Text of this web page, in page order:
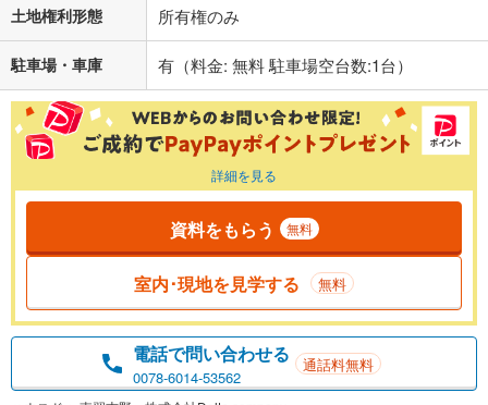
土地権利形態 所有権のみ
駐車場・車庫 有（料金: 無料 駐車場空台数:1台）
詳細を見る
資料をもらう 無料
室内･現地を見学する 無料
電話で問い合わせる
0078-6014-53562
通話料無料